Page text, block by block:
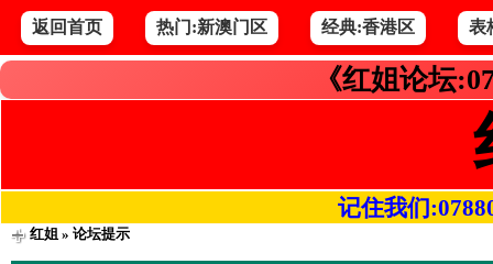
返回首页 热门:新澳门区 经典:香港区 表
《红姐论坛
记住我们
红姐» 论坛提示